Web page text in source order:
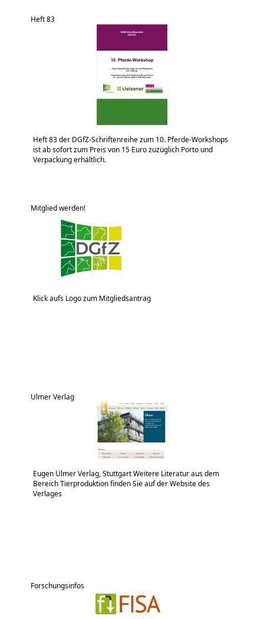
Heft 83
Heft 83 der DGfZ-Schriftenreihe zum 10. Pferde-Workshops
ist ab sofort zum Preis von 15 Euro zuzüglich Porto und
Verpackung erhältlich.
Mitglied werden!
Klick aufs Logo zum Mitgliedsantrag
Ulmer Verlag
Eugen Ulmer Verlag, Stuttgart Weitere Literatur aus dem
Bereich Tierproduktion finden Sie auf der Website des
Verlages
Forschungsinfos